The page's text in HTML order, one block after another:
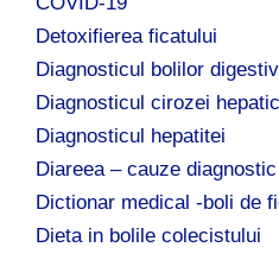
Detoxifierea ficatului
Diagnosticul bolilor
Diagnosticul cirozei
Diagnosticul hepatitei
Diareea – cauze
Dictionar medical -boli de
Dieta in bolile colecistului